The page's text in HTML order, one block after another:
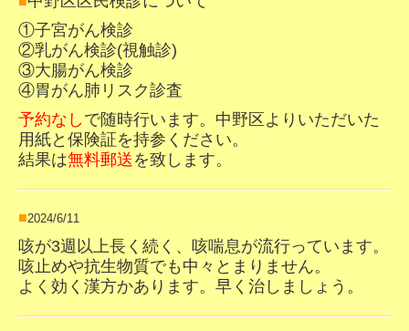
①子宮がん検診
②乳がん検診(視触診)
③大腸がん検診
④胃がん肺リスク診査
予約なし で随時行います。 中野区よりいただいた
用紙と保険証を持参ください。
結果は無料郵送を致します。
■2024/6/11
咳が3週以上長く続く、咳喘息が流行っています。
咳止めや抗生物質でも中々とまりません。
よく効く漢方かあります。早く治しましょう。